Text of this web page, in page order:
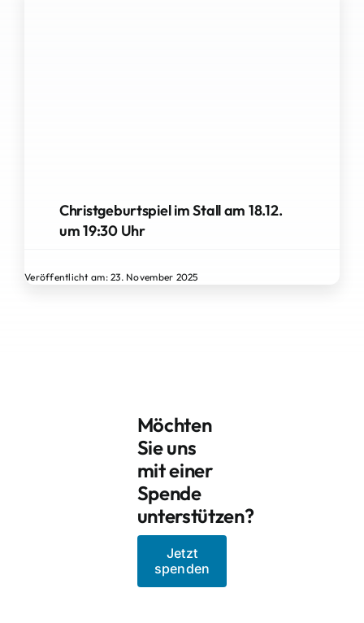
Christgeburtspiel im Stall am 18.12.
um 19:30 Uhr
Veröffentlicht am: 23. November 2025
Möchten
Sie uns
mit einer
Spende
unterstützen?
Jetzt
spenden